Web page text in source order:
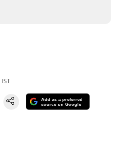
IST
Add as a preferred
source on Google